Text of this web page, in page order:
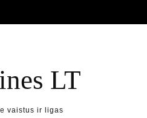
LT
vaistus ir ligas